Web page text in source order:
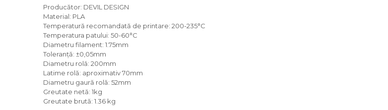
Producător: DEVIL DESIGN
Material: PLA
Temperatură recomandată de printare: 200-235°C
Temperatura patului: 50-60°C
Diametru filament: 1.75mm
Toleranță: ±0,05mm
Diametru rolă: 200mm
Latime rolă: aproximativ 70mm
Diametru gaură rolă: 52mm
Greutate netă: 1kg
Greutate brută: 1.36 kg